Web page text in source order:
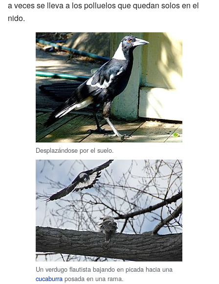
a veces se lleva a los polluelos que quedan solos en el
nido.
Desplazándose por el suelo.
Un verdugo flautista bajando en picada hacia una
cucaburra posada en una rama.